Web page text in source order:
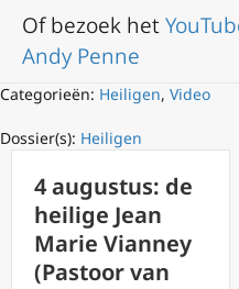
Of bezoek het
Andy Penne
Categorieën: Heiligen, Video
Dossier(s): Heiligen
4 augustus: de
heilige Jean
Marie Vianney
(Pastoor van